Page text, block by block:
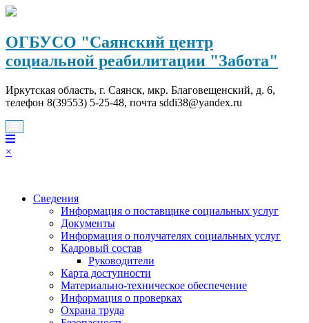
Перейти
содержимому
ОГБУСО "Саянский центр
социальной реабилитации "Забота"
Иркутская область, г. Саянск, мкр. Благовещенский, д. 6,
телефон 8(39553) 5-25-48, почта sddi38@yandex.ru
×
Сведения
Информация о поставщике социальных услуг
Документы
Информация о получателях социальных услуг
Кадровый состав
Руководители
Карта доступности
Материально-техническое обеспечение
Информация о проверках
Охрана труда